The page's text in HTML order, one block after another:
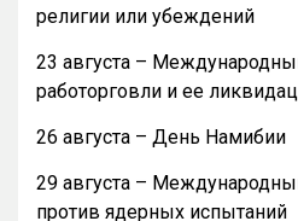
религии или убеждений
23 августа –
работорговли и ее
26 августа – День Намибии
29 августа –
против ядерных испытаний